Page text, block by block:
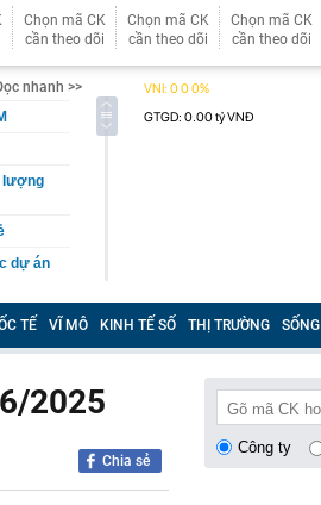
Chọn mã CK
cần theo dõi
Chọn mã CK
cần theo dõi
Chọn mã CK
cần theo dõi
nhanh >>
lượng
dự án
tối
nhất
đất
TẾ VĨ MÔ KINH TẾ SỐ THỊ TRƯỜNG SỐNG
2025
Chia sẻ
Công ty